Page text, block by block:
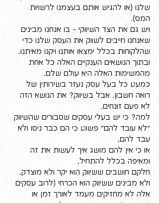
שלנו (או להגיש אותם בעצמנו לרשויות
המס).
ויש גם את הצד השיווקי - בו אנחנו מבינים
שאנחנו חייבים לשווק את העסק שלנו כדי
שהלקוחות בכלל ימצאו אותנו ויקנו מאיתנו.
ובתוך הנושאים הענקיים האלה כל אחת
מהמשימות האלה היא עולם שלם.
כמעט כל בעל עסק נעזר בשירותין של
רואה חשבון. אבל בשיווק? את הנושא הזה
לא פעם זונחים.
למה? כי יש בעלי עסקים שסבורים שהשיווק
"לא עובד להם" פשוט כי הם כבר ניסו ולא
עבד להם,
או כי אין להם מושג איך לעשות את זה
ומאיפה בכלל להתחיל,
חלקם חושבים ששיווק הוא יקר ולא מוצדק,
ולא מבינים ששיווק הוא הכרחי (לרוב עסקים
אלה לא מחזיקים מעמד לאורך זמן או